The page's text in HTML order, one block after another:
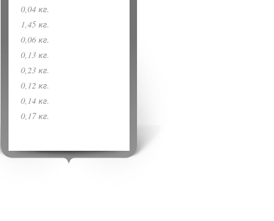
0,04 кг.
1,45 кг.
0,06 кг.
0,13 кг.
0,23 кг.
0,12 кг.
0,14 кг.
0,17 кг.